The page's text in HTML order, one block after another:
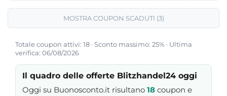
Totale coupon attivi: 18 · Sconto massimo: 25% · Ultima
verifica: 06/08/2026
Il quadro delle offerte Blitzhandel24 oggi
Oggi su Buonosconto.it risultano 18 coupon e
MOSTRA COUPON SCADUTI (3)